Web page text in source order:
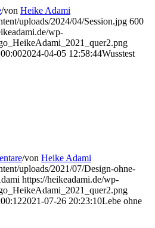
/von Heike Adami
uploads/2024/04/Session.jpg 600
wp-
2024-04-05 12:58:44Wusstest
/von Heike Adami
uploads/2021/07/Design-ohne-
https://heikeadami.de/wp-
2021-07-26 20:23:10Lebe ohne